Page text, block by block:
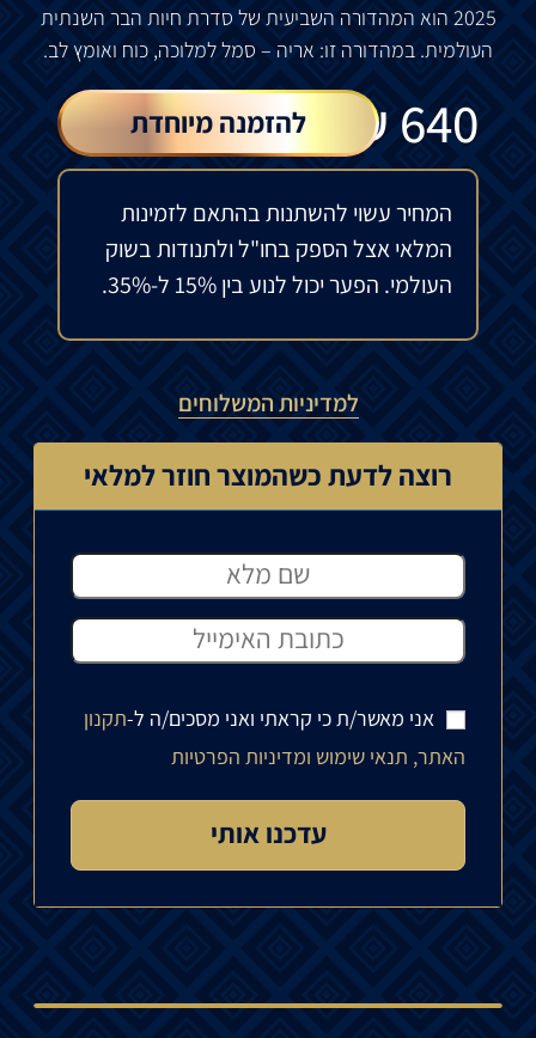
2025 הוא המהדורה השביעית של סדרת חיות הבר השנתית
העולמית. במהדורה זו: אריה – סמל למלוכה, כוח ואומץ לב.
640
₪ להזמנה מיוחדת
המחיר עשוי להשתנות בהתאם לזמינות
המלאי אצל הספק בחו"ל ולתנודות בשוק
העולמי. הפער יכול לנוע בין 15% ל-35%.
למדיניות המשלוחים
רוצה לדעת כשהמוצר חוזר למלאי
אני מאשר/ת כי קראתי ואני מסכים/ה ל-תקנון
האתר, תנאי שימוש ומדיניות הפרטיות